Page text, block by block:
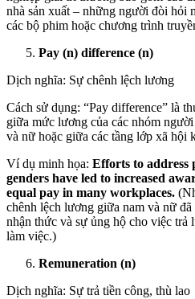
nhà sản xuất – những người đòi hỏi
các bộ phim hoặc chương trình
Pay (n) difference (n)
Dịch nghĩa: Sự chênh lệch lương
Cách sử dụng: “Pay difference” là
giữa mức lương của các nhóm
và nữ hoặc giữa các tầng lớp xã hội
Ví dụ minh họa: Efforts to address
genders have led to increased
equal pay in many workplaces.
chênh lệch lương giữa nam và nữ
nhận thức và sự ủng hộ cho việc trả
làm việc.)
Remuneration (n)
Dịch nghĩa: Sự trả tiền công, thù lao